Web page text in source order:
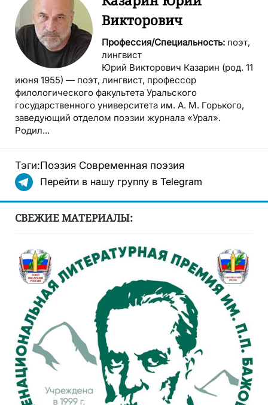
Викторович
Профессия/Специальность: поэт,
лингвист
Юрий Викторович Казарин (род. 11
июня 1955) — поэт, лингвист, профессор
филологического факультета Уральского
государственного университета им. А. М. Горького,
заведующий отделом поэзии журнала «Урал».
Родил...
Тэги:Поэзия Современная поэзия
Перейти в нашу группу в Telegram
СВЕЖИЕ МАТЕРИАЛЫ: